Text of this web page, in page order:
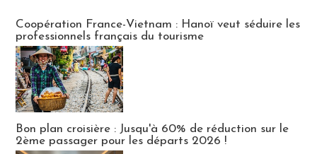
Coopération France-Vietnam : Hanoï veut séduire les
professionnels français du tourisme
Bon plan croisière : Jusqu'à 60% de réduction sur le
2ème passager pour les départs 2026 !